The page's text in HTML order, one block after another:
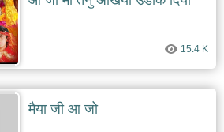
15.4 K
मैया जी आ जो